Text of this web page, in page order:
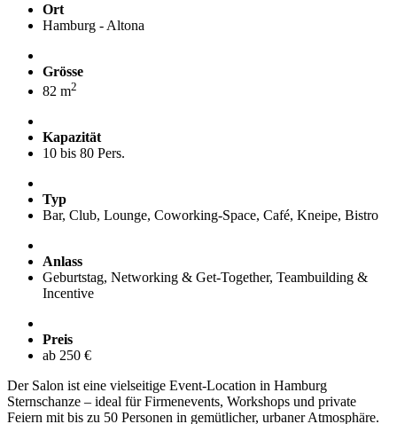
Ort
Hamburg - Altona
Grösse
82 m2
Kapazität
10 bis 80 Pers.
Typ
Bar, Club, Lounge, Coworking-Space, Café, Kneipe, Bistro
Anlass
Geburtstag, Networking & Get-Together, Teambuilding &
Incentive
Preis
ab 250 €
Der Salon ist eine vielseitige Event-Location in Hamburg
Sternschanze – ideal für Firmenevents, Workshops und private
Feiern mit bis zu 50 Personen in gemütlicher, urbaner Atmosphäre.